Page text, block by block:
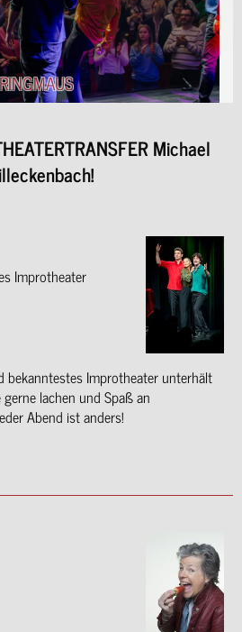
Michael
Improtheater
bekanntestes Improtheater unterhält
lachen und Spaß an
Abend ist anders!